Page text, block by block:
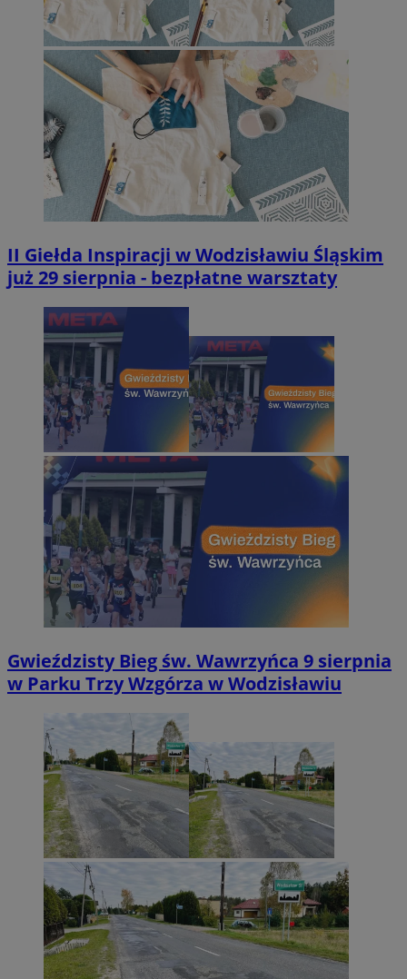
II Giełda Inspiracji w Wodzisławiu Śląskim
już 29 sierpnia - bezpłatne warsztaty
Gwieździsty Bieg św. Wawrzyńca 9 sierpnia
w Parku Trzy Wzgórza w Wodzisławiu